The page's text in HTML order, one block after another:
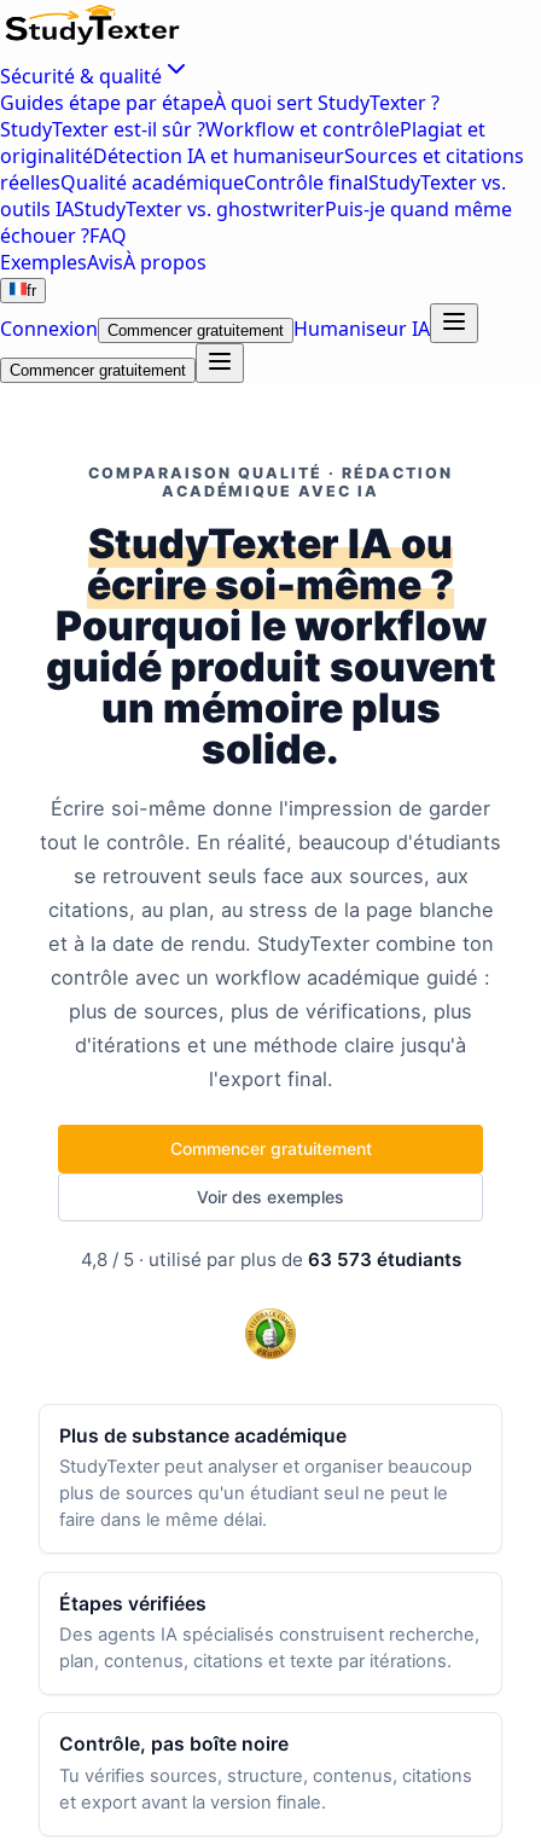
Sécurité & qualité
Guides étape par étapeÀ quoi sert StudyTexter ?
StudyTexter est-il sûr ?Workflow et contrôlePlagiat et
originalitéDétection IA et humaniseurSources et citations
réellesQualité académiqueContrôle finalStudyTexter vs.
outils IAStudyTexter vs. ghostwriterPuis-je quand même
échouer ?FAQ
ExemplesAvisÀ propos
fr
Connexion Commencer gratuitement Humaniseur IA
Commencer gratuitement
COMPARAISON QUALITÉ · RÉDACTION
ACADÉMIQUE AVEC IA
StudyTexter IA ou
écrire soi-même ?
Pourquoi le workflow
guidé produit souvent
un mémoire plus
solide.
Écrire soi-même donne l'impression de garder
tout le contrôle. En réalité, beaucoup d'étudiants
se retrouvent seuls face aux sources, aux
citations, au plan, au stress de la page blanche
et à la date de rendu. StudyTexter combine ton
contrôle avec un workflow académique guidé :
plus de sources, plus de vérifications, plus
d'itérations et une méthode claire jusqu'à
l'export final.
Commencer gratuitement
Voir des exemples
4,8 / 5 · utilisé par plus de 63 573 étudiants
Plus de substance académique
StudyTexter peut analyser et organiser beaucoup
plus de sources qu'un étudiant seul ne peut le
faire dans le même délai.
Étapes vérifiées
Des agents IA spécialisés construisent recherche,
plan, contenus, citations et texte par itérations.
Contrôle, pas boîte noire
Tu vérifies sources, structure, contenus, citations
et export avant la version finale.